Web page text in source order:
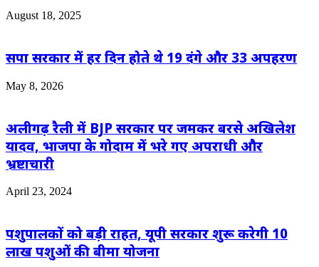
August 18, 2025
सपा सरकार में हर दिन होते थे 19 दंगे और 33 अपहरण
May 8, 2026
अलीगढ़ रैली में BJP सरकार पर जमकर बरसे अखिलेश
यादव, भाजपा के गोदाम में भरे गए अपराधी और
भ्रष्टाचारी
April 23, 2024
पशुपालकों को बड़ी राहत, यूपी सरकार शुरू करेगी 10
लाख पशुओं की बीमा योजना